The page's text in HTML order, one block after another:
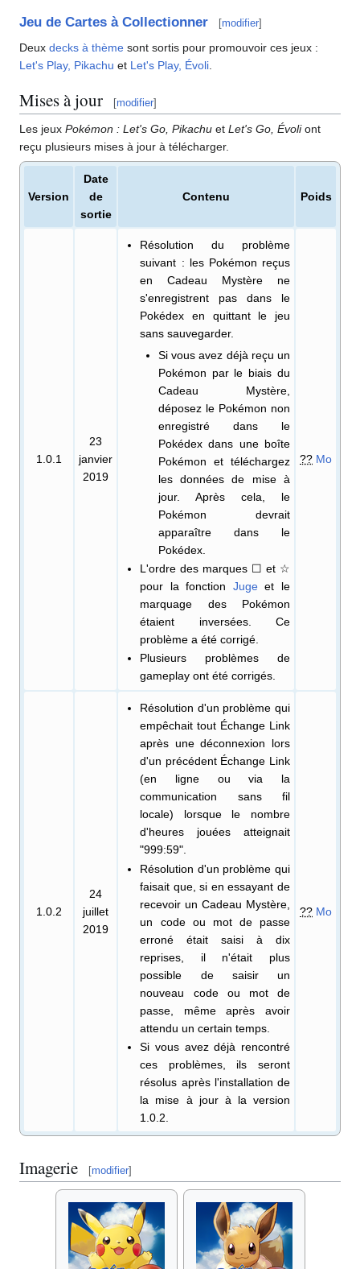
Jeu de Cartes à Collectionner [modifier]
Deux decks à thème sont sortis pour promouvoir ces jeux :
Let's Play, Pikachu et Let's Play, Évoli
Mises à jour [modifier]
Les jeux Pokémon : Let's Go, Pikachu et Let's Go, Évoliont
reçu plusieurs mises à jour à télécharger.
Version
Date
de
sortie
Contenu Poids
1.0.1
23
janvier
2019
Résolution du problème
suivant : les Pokémon reçus
en Cadeau Mystère ne
s'enregistrent pas dans le
Pokédex en quittant le jeu
sans sauvegarder.
Si vous avez déjà reçu un
Pokémon par le biais du
Cadeau Mystère,
déposez le Pokémon non
enregistré dans le
Pokédex dans une boîte
Pokémon et téléchargez
les données de mise à
jour. Après cela, le
Pokémon devrait
apparaître dans le
Pokédex.
L'ordre des marques ☐ et ☆
pour la fonction Jugeet le
marquage des Pokémon
étaient inversées. Ce
problème a été corrigé.
Plusieurs problèmes de
gameplay ont été corrigés.
?? Mo
1.0.2
24
juillet
2019
Résolution d'un problème qui
empêchait tout Échange Link
après une déconnexion lors
d'un précédent Échange Link
(en ligne ou via la
communication sans fil
locale) lorsque le nombre
d'heures jouées atteignait
"999:59".
Résolution d'un problème qui
faisait que, si en essayant de
recevoir un Cadeau Mystère,
un code ou mot de passe
erroné était saisi à dix
reprises, il n'était plus
possible de saisir un
nouveau code ou mot de
passe, même après avoir
attendu un certain temps.
Si vous avez déjà rencontré
ces problèmes, ils seront
résolus après l'installation de
la mise à jour à la version
1.0.2.
?? Mo
Imagerie [modifier]